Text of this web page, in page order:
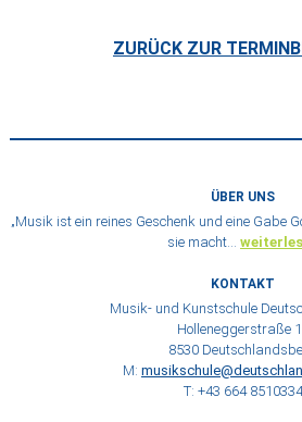
ZURÜCK ZUR
ÜBER UNS
„Musik ist ein reines Geschenk und eine Gabe
sie macht…
KONTAKT
Musik- und Kunstschule
Holleneggerstraße
8530
M:
T: +43 664 8510334